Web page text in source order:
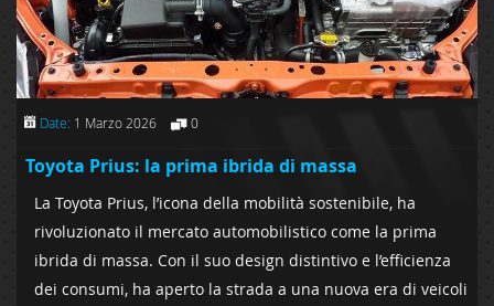
Date: 1 Marzo 2026 0
Toyota Prius: la prima ibrida di massa
La Toyota Prius, l’icona della mobilità sostenibile, ha
rivoluzionato il mercato automobilistico come la prima
ibrida di massa. Con il suo design distintivo e l’efficienza
dei consumi, ha aperto la strada a una nuova era di veicoli